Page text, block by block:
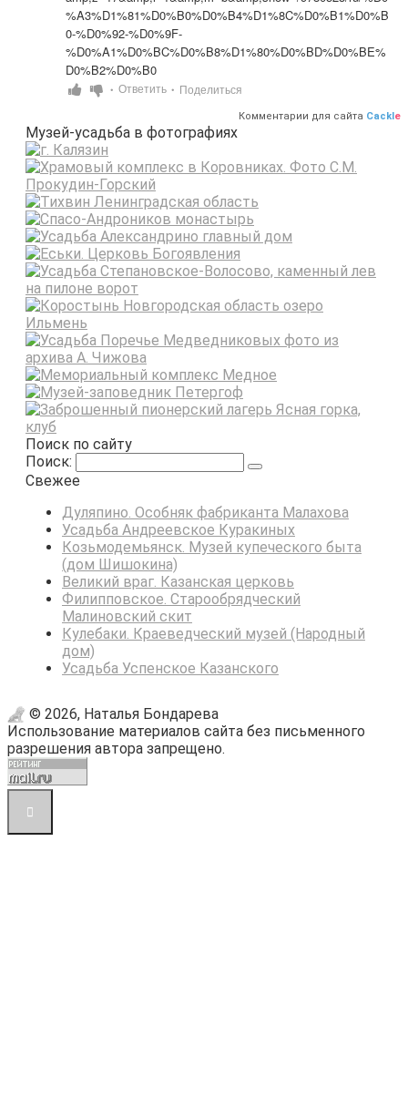
%A3%D1%81%D0%B0%D0%B4%D1%8C%D0%B1%D0%B
0-%D0%92-%D0%9F-
%D0%A1%D0%BC%D0%B8%D1%80%D0%BD%D0%BE%
D0%B2%D0%B0
• Ответить • Поделиться
Комментарии для сайта Cackl e
Музей-усадьба в фотографиях
Поиск по сайту
Поиск:
Свежее
Дуляпино. Особняк фабриканта Малахова
Усадьба Андреевское Куракиных
Козьмодемьянск. Музей купеческого быта
(дом Шишокина)
Великий враг. Казанская церковь
Филипповское. Старообрядческий
Малиновский скит
Кулебаки. Краеведческий музей (Народный
дом)
Усадьба Успенское Казанского
© 2026, Наталья Бондарева
Использование материалов сайта без письменного
разрешения автора запрещено.